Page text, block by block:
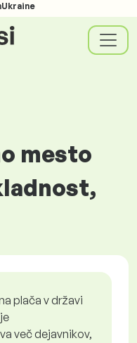
mesto
plača v državi
več dejavnikov,